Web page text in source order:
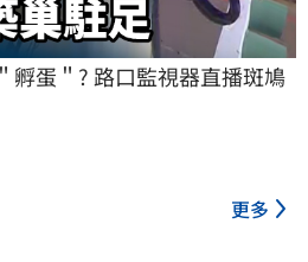
孵蛋＂? 路口監視器直播斑鳩
更多